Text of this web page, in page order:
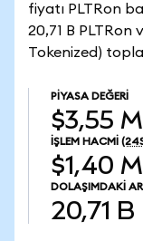
fiyatı PLTRon
20,71 B PLTRon
Tokenized)
PIYASA DEĞERI
$3,55
İŞLEM HACMI
$1,40
DOLAŞIMDAKI
20,71 B